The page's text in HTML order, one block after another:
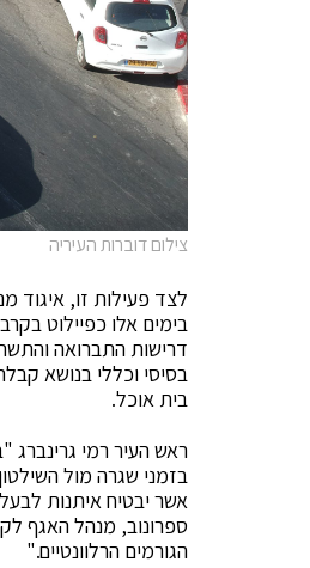
צילום דוברות העיריה
לצד פעילות זו, איגוד
בימים אלו כפיילוט
דרישות התברואה
בסיסי וכללי בנושא
בית אוכל.
ראש העיר רמי
בזמני שגרה מול
אשר יבטיח איתנות
ספרונוב, מנהל האגף
הגורמים הרלוונטיים."